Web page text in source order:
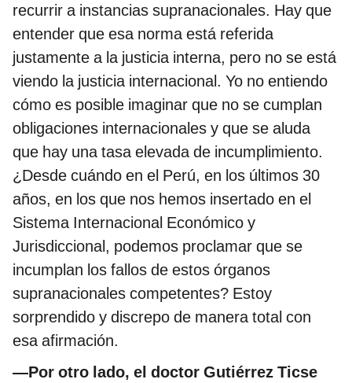
recurrir a instancias supranacionales. Hay que
entender que esa norma está referida
justamente a la justicia interna, pero no se está
viendo la justicia internacional. Yo no entiendo
cómo es posible imaginar que no se cumplan
obligaciones internacionales y que se aluda
que hay una tasa elevada de incumplimiento.
¿Desde cuándo en el Perú, en los últimos 30
años, en los que nos hemos insertado en el
Sistema Internacional Económico y
Jurisdiccional, podemos proclamar que se
incumplan los fallos de estos órganos
supranacionales competentes? Estoy
sorprendido y discrepo de manera total con
esa afirmación.
—Por otro lado, el doctor Gutiérrez Ticse